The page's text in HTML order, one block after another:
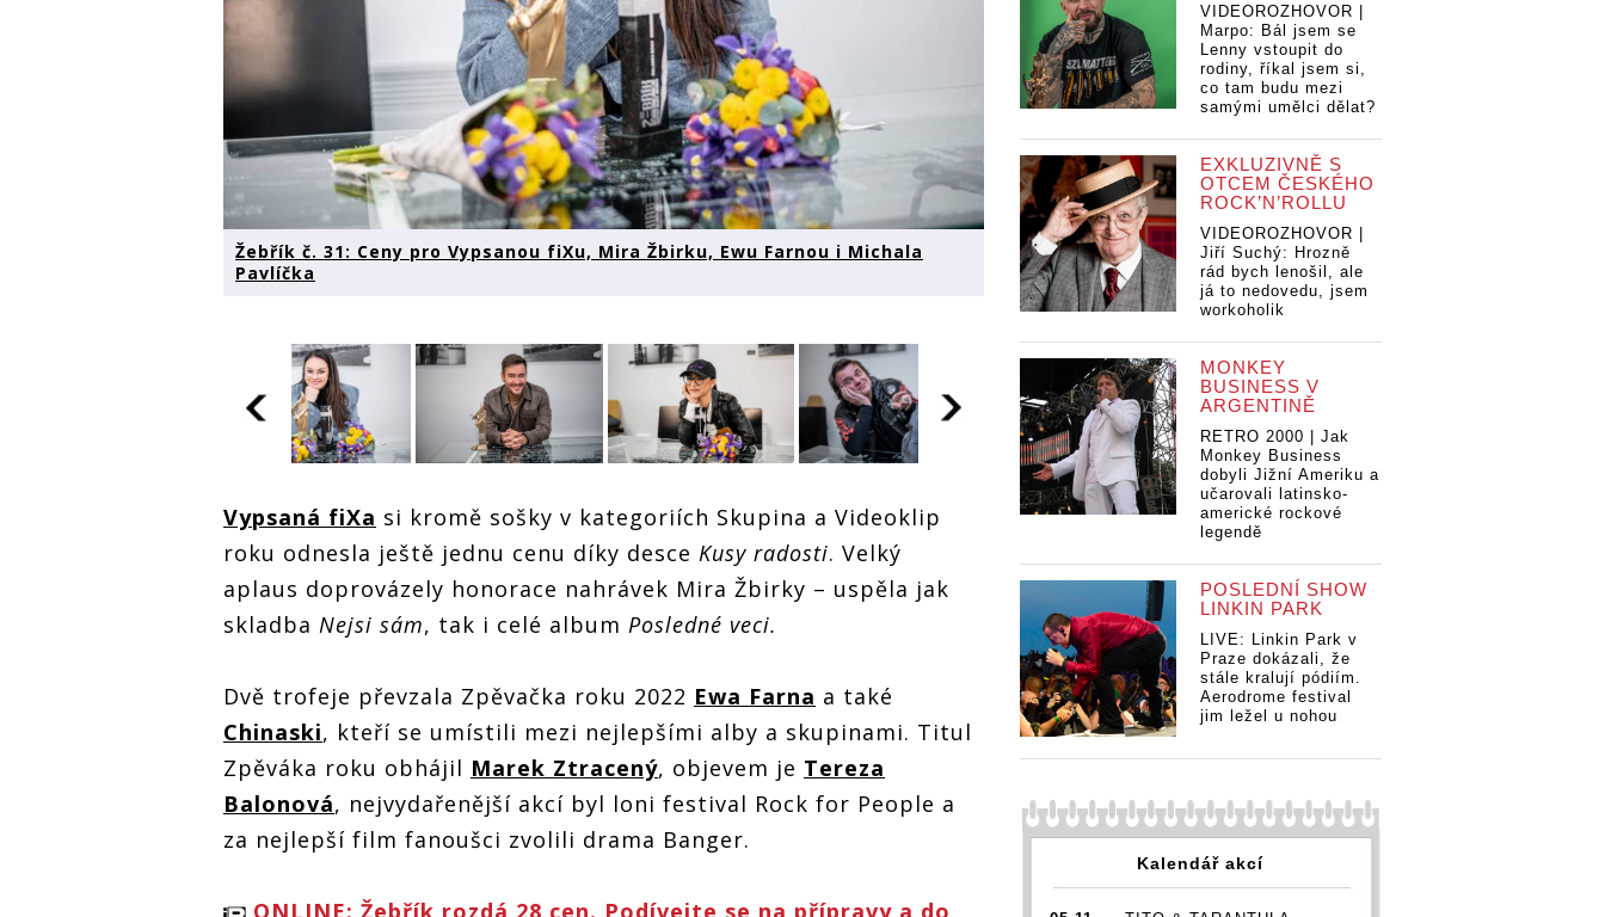
Žebřík č. 31: Ceny pro Vypsanou fiXu, Mira Žbirku, Ewu Farnou i Michala
Pavlíčka
Ceny pro
Vypsanou fiXu,
Mira Žbirku, Ewu
Farnou i Michala
Pavlíčka
Ceny pro
Vypsanou fiXu,
Mira Žbirku, Ewu
Farnou i Michala
Pavlíčka
Ceny pro
Vypsanou fiXu,
Mira Žbirku, Ewu
Farnou i Michala
Pavlíčka
Ceny pro
Vypsanou fiXu,
Mira Žbirku, Ewu
Farnou i Michala
Pavlíčka
Žebřík č. 31:
Ceny pro
Farnou i Michala
Pavlíčka
Žebřík č. 31:
Ceny pro
Vypsanou fiXu,
Farnou i Michala
Pavlíčka
Vypsaná fiXa si kromě sošky v kategoriích Skupina a Videoklip
roku odnesla ještě jednu cenu díky desce Kusy radosti. Velký
aplaus doprovázely honorace nahrávek Mira Žbirky – uspěla jak
skladba Nejsi sám, tak i celé album Posledné veci.
Dvě trofeje převzala Zpěvačka roku 2022 Ewa Farna a také
Chinaski, kteří se umístili mezi nejlepšími alby a skupinami. Titul
Zpěváka roku obhájil Marek Ztracený, objevem je Tereza
Balonová, nejvydařenější akcí byl loni festival Rock for People a
za nejlepší film fanoušci zvolili drama Banger.
ONLINE: Žebřík rozdá 28 cen. Podívejte se na přípravy a do
VIDEOROZHOVOR |
Marpo: Bál jsem se
Lenny vstoupit do
rodiny, říkal jsem si,
co tam budu mezi
samými umělci dělat?
EXKLUZIVNĚ S
OTCEM ČESKÉHO
ROCK’N’ROLLU
VIDEOROZHOVOR |
Jiří Suchý: Hrozně
rád bych lenošil, ale
já to nedovedu, jsem
workoholik
MONKEY
BUSINESS V
ARGENTINĚ
RETRO 2000 | Jak
Monkey Business
dobyli Jižní Ameriku a
učarovali latinsko-
americké rockové
legendě
POSLEDNÍ SHOW
LINKIN PARK
LIVE: Linkin Park v
Praze dokázali, že
stále kralují pódiím.
Aerodrome festival
jim ležel u nohou
Kalendář akcí